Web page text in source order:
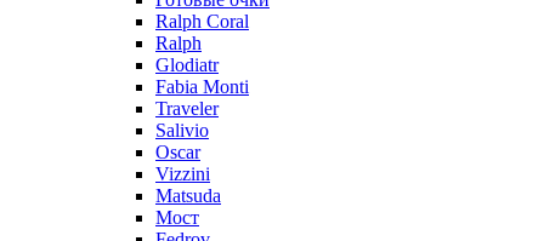
Ralph Coral
Ralph
Glodiatr
Fabia Monti
Traveler
Salivio
Oscar
Vizzini
Matsuda
Мост